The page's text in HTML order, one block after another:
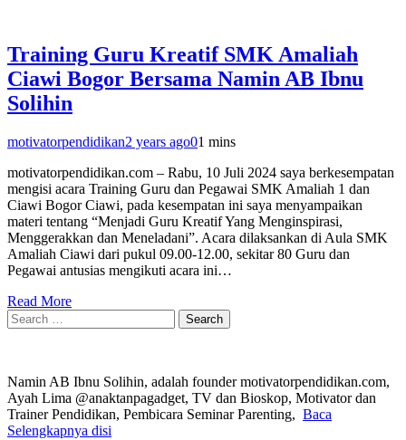
Training Guru Kreatif SMK Amaliah
Ciawi Bogor Bersama Namin AB Ibnu
Solihin
motivatorpendidikan2 years ago01 mins
motivatorpendidikan.com – Rabu, 10 Juli 2024 saya berkesempatan
mengisi acara Training Guru dan Pegawai SMK Amaliah 1 dan
Ciawi Bogor Ciawi, pada kesempatan ini saya menyampaikan
materi tentang “Menjadi Guru Kreatif Yang Menginspirasi,
Menggerakkan dan Meneladani”. Acara dilaksankan di Aula SMK
Amaliah Ciawi dari pukul 09.00-12.00, sekitar 80 Guru dan
Pegawai antusias mengikuti acara ini…
Read More
Search
for:
Namin AB Ibnu Solihin, adalah founder motivatorpendidikan.com,
Ayah Lima @anaktanpagadget, TV dan Bioskop, Motivator dan
Trainer Pendidikan, Pembicara Seminar Parenting, Baca
Selengkapnya disi